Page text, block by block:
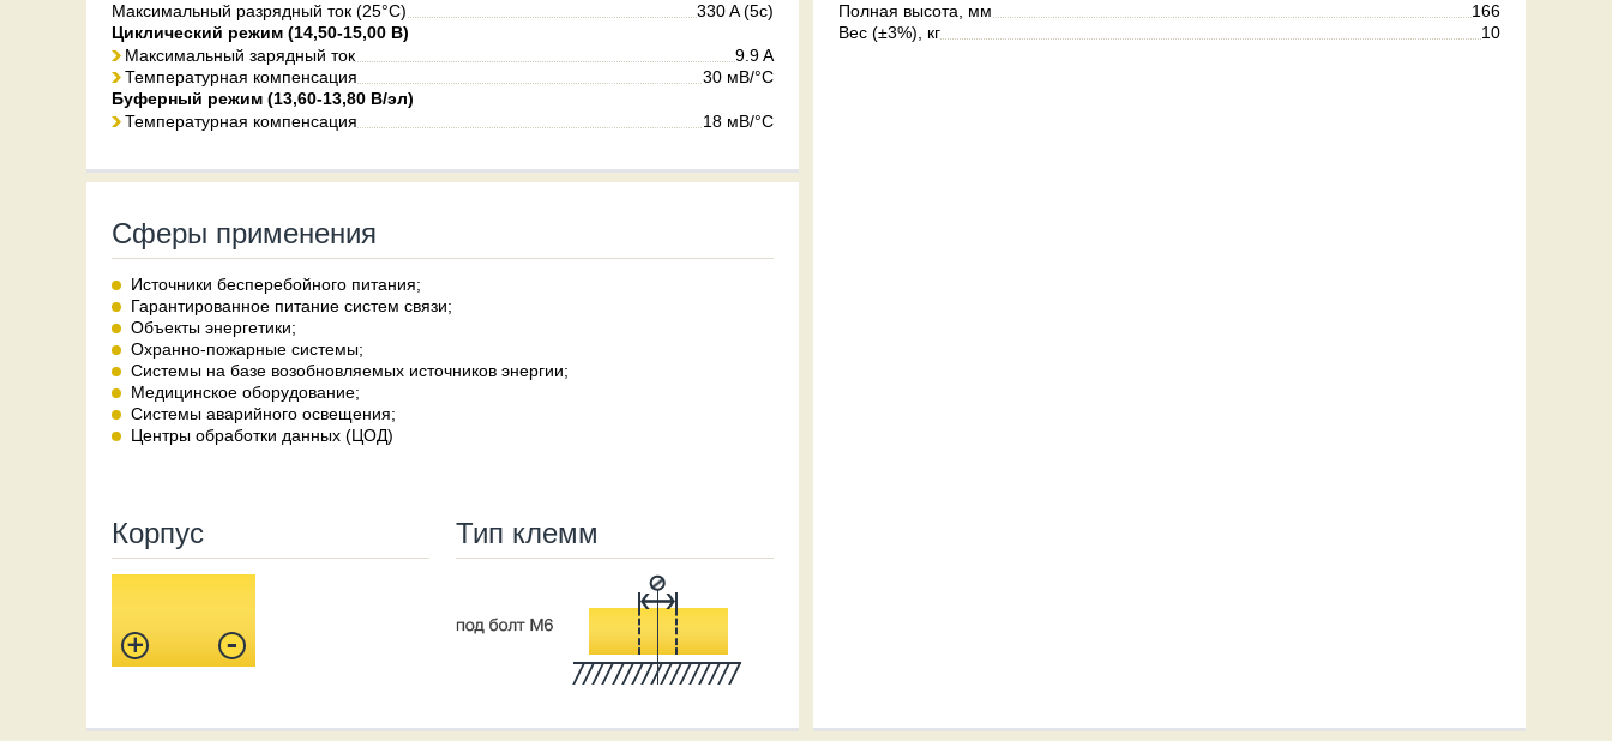
Максимальный разрядный ток (25°С)
330 A (5c)
Циклический режим (14,50-15,00 В)
Максимальный зарядный ток
9.9 A
Температурная компенсация
30 мВ/°С
Буферный режим (13,60-13,80 В/эл)
Температурная компенсация
18 мВ/°С
Сферы применения
Источники бесперебойного питания;
Гарантированное питание систем связи;
Объекты энергетики;
Охранно-пожарные системы;
Системы на базе возобновляемых источников энергии;
Медицинское оборудование;
Системы аварийного освещения;
Центры обработки данных (ЦОД)
Корпус Тип клемм
Полная высота, мм
166
Вес (±3%), кг
10